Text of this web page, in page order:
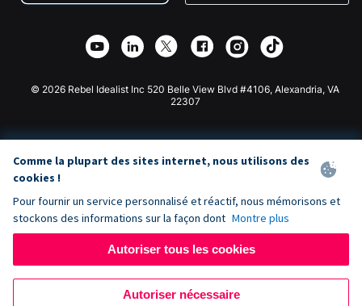
Partenariat d'affiliation
Bibliothèque
Application de don Webflow
Don Joomla
© 2026 Rebel Idealist Inc 520 Belle View Blvd #4106, Alexandria, VA
22307
Comme la plupart des sites internet, nous utilisons des
cookies !
Pour fournir un service personnalisé et réactif, nous mémorisons et
stockons des informations sur la façon dont Montre plus
Autoriser tous les cookies
Autoriser nécessaire